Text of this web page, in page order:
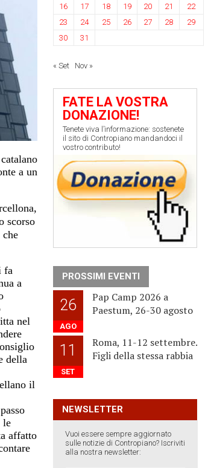
a un
scorso
fa
a
nel
della
il
le
affatto
16
17 18 19 20 21
22
23
24 25 26 27 28
29
30
31
« Set Nov »
FATE LA VOSTRA
DONAZIONE!
Tenete viva l’informazione: sostenete
il sito di Contropiano mandandoci il
vostro contributo!
PROSSIMI EVENTI
26
AGO
Pap Camp 2026 a
Paestum, 26-30 agosto
11
SET
Roma, 11-12 settembre.
Figli della stessa rabbia
NEWSLETTER
Vuoi essere sempre aggiornato
sulle notizie di Contropiano? Iscriviti
alla nostra newsletter: